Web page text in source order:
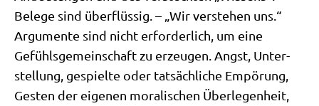
Bele­ge sind über­flüs­sig. – „Wir ver­ste­hen uns.“
Argu­men­te sind nicht erfor­der­lich, um eine
Gefühls­ge­mein­schaft zu erzeu­gen. Angst, Unter­
stel­lung, gespiel­te oder tat­säch­li­che Empö­rung,
Gesten der eige­nen mora­li­schen Über­le­gen­heit,